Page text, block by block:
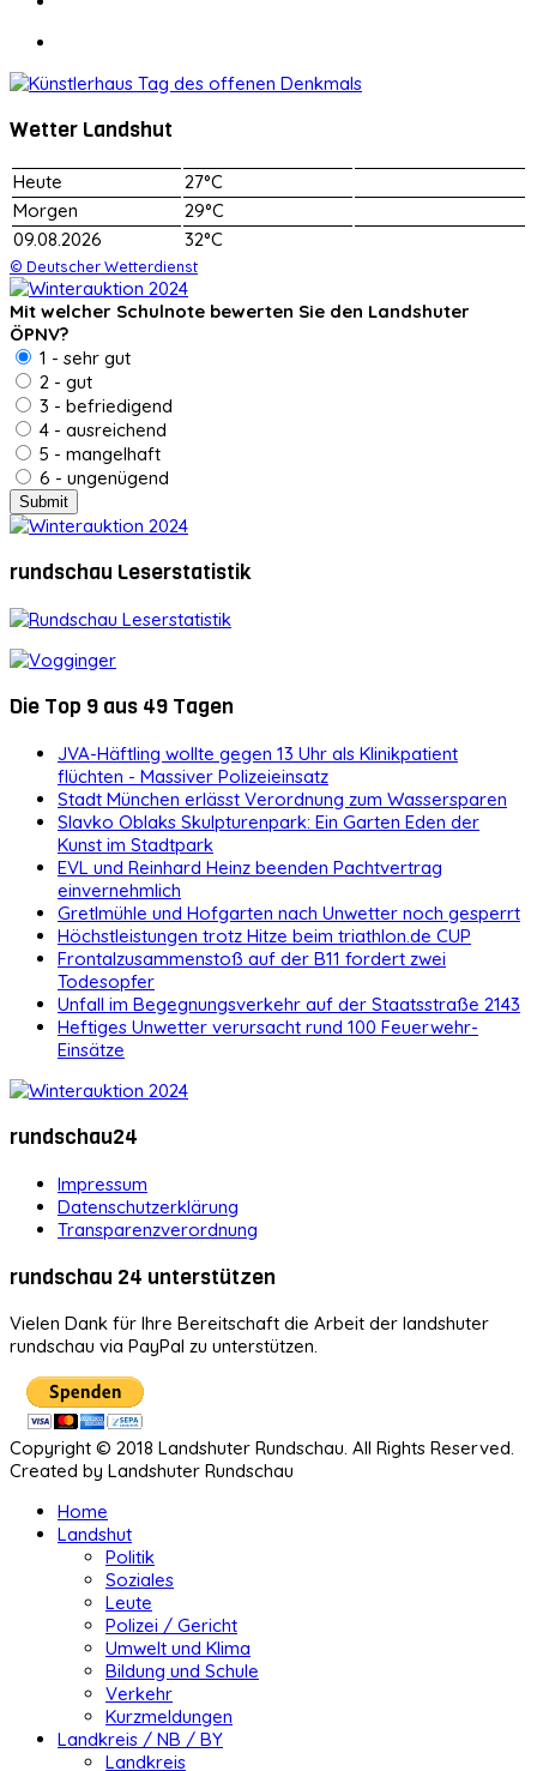
Wetter Landshut
Heute
27°C
Morgen
29°C
09.08.2026
32°C
© Deutscher Wetterdienst
Mit welcher Schulnote bewerten Sie den Landshuter
ÖPNV?
1 - sehr gut
2 - gut
3 - befriedigend
4 - ausreichend
5 - mangelhaft
6 - ungenügend
rundschau Leserstatistik
Die Top 9 aus 49 Tagen
JVA-Häftling wollte gegen 13 Uhr als Klinikpatient
flüchten - Massiver Polizeieinsatz
Stadt München erlässt Verordnung zum Wassersparen
Slavko Oblaks Skulpturenpark: Ein Garten Eden der
Kunst im Stadtpark
EVL und Reinhard Heinz beenden Pachtvertrag
einvernehmlich
Gretlmühle und Hofgarten nach Unwetter noch gesperrt
Höchstleistungen trotz Hitze beim triathlon.de CUP
Frontalzusammenstoß auf der B11 fordert zwei
Todesopfer
Unfall im Begegnungsverkehr auf der Staatsstraße 2143
Heftiges Unwetter verursacht rund 100 Feuerwehr-
Einsätze
rundschau24
Impressum
Datenschutzerklärung
Transparenzverordnung
rundschau 24 unterstützen
Vielen Dank für Ihre Bereitschaft die Arbeit der landshuter
rundschau via PayPal zu unterstützen.
Copyright © 2018 Landshuter Rundschau. All Rights Reserved.
Created by Landshuter Rundschau
Home
Landshut
Politik
Soziales
Leute
Polizei / Gericht
Umwelt und Klima
Bildung und Schule
Verkehr
Kurzmeldungen
Landkreis / NB / BY
Landkreis